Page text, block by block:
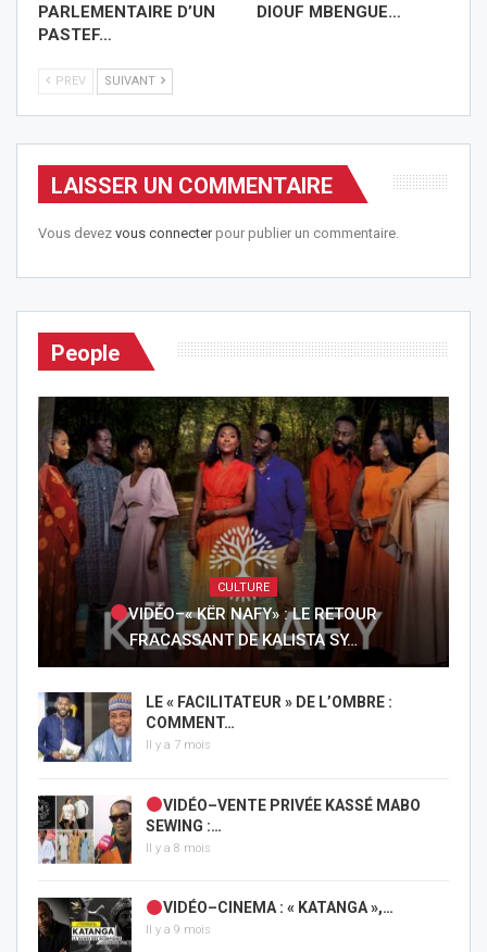
PARLEMENTAIRE D’UN
PASTEF…
DIOUF MBENGUE…
PREV SUIVANT
LAISSER UN COMMENTAIRE
Vous devez vous connecterpour publier un commentaire.
People
CULTURE
VIDÉO–« KËR NAFY» : LE RETOUR
FRACASSANT DE KALISTA SY…
LE « FACILITATEUR » DE L’OMBRE :
COMMENT…
Il y a 7 mois
VIDÉO–VENTE PRIVÉE KASSÉ MABO
SEWING :…
Il y a 8 mois
VIDÉO–CINEMA : « KATANGA »,…
Il y a 9 mois